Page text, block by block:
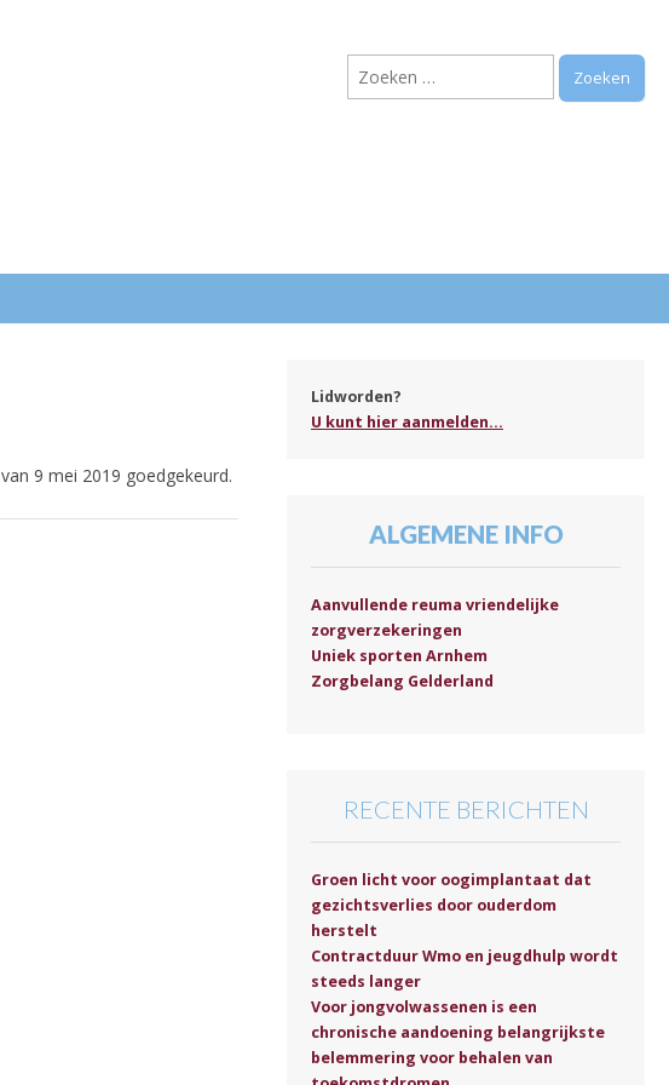
e.o.
Zoeken
naar:
9 mei 2019 goedgekeurd.
Lidworden?
U kunt hier aanmelden...
ALGEMENE INFO
Aanvullende reuma vriendelijke
zorgverzekeringen
Uniek sporten Arnhem
Zorgbelang Gelderland
RECENTE BERICHTEN
Groen licht voor oogimplantaat dat
gezichtsverlies door ouderdom
herstelt
Contractduur Wmo en jeugdhulp wordt
steeds langer
Voor jongvolwassenen is een
chronische aandoening belangrijkste
belemmering voor behalen van